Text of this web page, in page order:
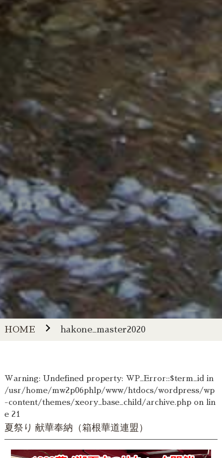
HOME hakone_master2020
Warning: Undefined property: WP_Error::$term_id in
/usr/home/mw2p06phlp/www/htdocs/wordpress/wp
-content/themes/xeory_base_child/archive.phpon lin
e 21
夏祭り 献華奉納（箱根華道連盟）